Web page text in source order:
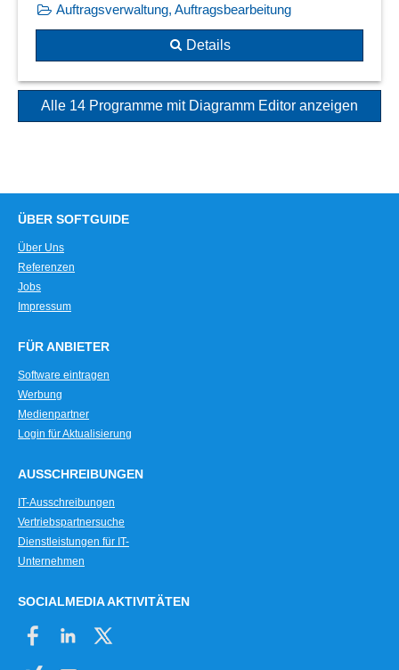
Auftragsverwaltung, Auftragsbearbeitung
Details
Alle 14 Programme mit Diagramm Editor anzeigen
ÜBER SOFTGUIDE
Über Uns
Referenzen
Jobs
Impressum
FÜR ANBIETER
Software eintragen
Werbung
Medienpartner
Login für Aktualisierung
AUSSCHREIBUNGEN
IT-Ausschreibungen
Vertriebspartnersuche
Dienstleistungen für IT-
Unternehmen
SOCIALMEDIA AKTIVITÄTEN